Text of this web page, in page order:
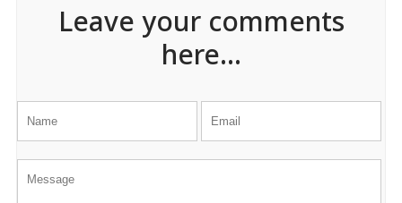
Leave your comments
here...